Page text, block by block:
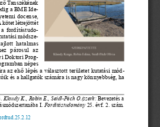
Tanszékének
a BME Ide-
docense,
kötet létrejöttét
fordítástudo
-
módsze-
hatalmas
párosul  az
Doktori Prog
-
népes
az első lépés a választott területet kutatási mód-
és a hallgatók számára is nagy könnyebbség, ha
Klaudy K., Robin E., Seidl-Péch O.(szerk: Bevezetés a
I. Fordítástudomány 25. évf. 2. szám
12